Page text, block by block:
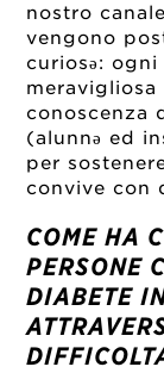
nostro
vengono
curiosə: ogni
meravigliosa
conoscenza
(alunnə ed
per
convive con
COME HA
PERSONE
DIABETE